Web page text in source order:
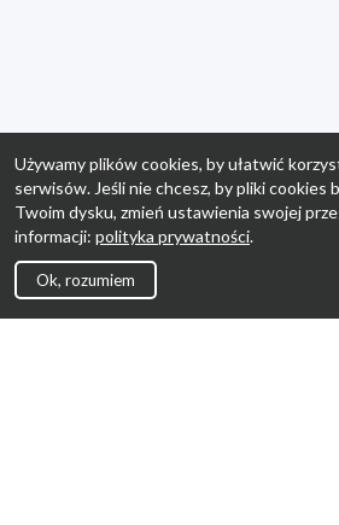
Używamy plików cookies, by ułatwić
serwisów. Jeśli nie chcesz, by pliki cookies
Twoim dysku, zmień ustawienia swojej
informacji: polityka prywatności.
Ok, rozumiem